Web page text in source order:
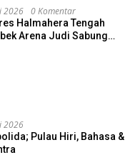
2026 0 Komentar
Halmahera Tengah
Arena Judi Sabung
2026
Pulau Hiri, Bahasa &